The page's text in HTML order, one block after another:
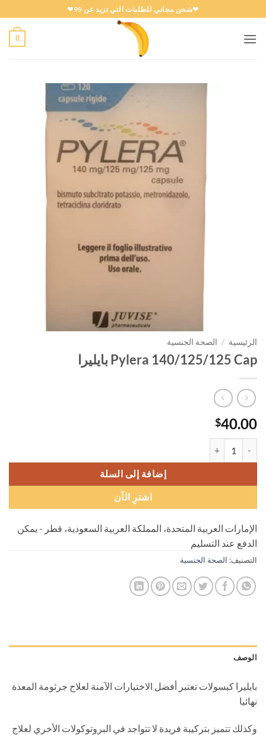
للمحتوى
❤شحن مجاني للطلبات التي تزيد عن 99❤
0
الرئيسية / الصحة الجنسية
Pylera 140/125/125 Cap بايليرا
$40.00
إضافة إلى السلة
اشترِ الآن
الإمارات العربية المتحدة، المملكة العربية السعودية، قطر - يمكن
الدفع عند التسليم
التصنيف: الصحة الجنسية
الوصف
بايليرا كبسولات تعتبر أفضل الاختيارات الآمنة لعلاج جرثومة المعدة
نهائيا
وكذلك تتميز بتركيبة فريدة لا تتواجد في البروتوكولات الأخري لعلاج